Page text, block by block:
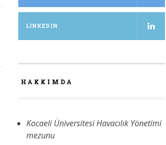
LINKEDIN
HAKKIMDA
Kocaeli Üniversitesi Havacılık Yönetimi
mezunu